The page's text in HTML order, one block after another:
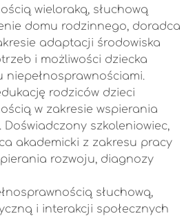
wieloraką, słuchową
domu rodzinnego, doradca
adaptacji środowiska
i możliwości dziecka
rodziców dzieci
w zakresie wspierania
Doświadczony szkoleniowiec,
akademicki z zakresu pracy
rozwoju, diagnozy
słuchową,
i interakcji społecznych